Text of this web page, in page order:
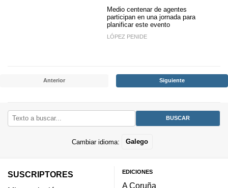
Medio centenar de agentes
participan en una jornada para
planificar este evento
LÓPEZ PENIDE
Anterior Siguiente
Cambiar idioma: Galego
SUSCRIPTORES
EDICIONES
A Coruña